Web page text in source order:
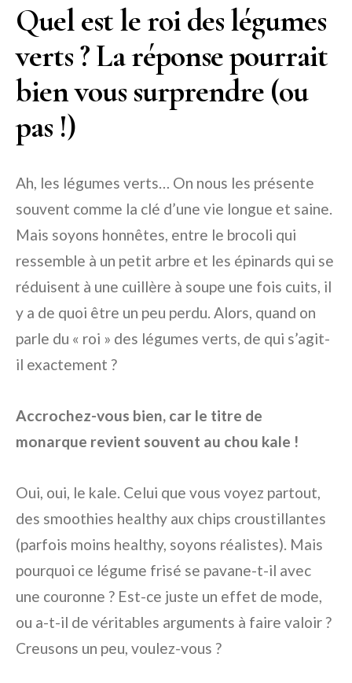
Quel est le roi des légumes
verts ? La réponse pourrait
bien vous surprendre (ou
pas !)
Ah, les légumes verts… On nous les présente
souvent comme la clé d’une vie longue et saine.
Mais soyons honnêtes, entre le brocoli qui
ressemble à un petit arbre et les épinards qui se
réduisent à une cuillère à soupe une fois cuits, il
y a de quoi être un peu perdu. Alors, quand on
parle du « roi » des légumes verts, de qui s’agit-
il exactement ?
Accrochez-vous bien, car le titre de
monarque revient souvent au chou kale !
Oui, oui, le kale. Celui que vous voyez partout,
des smoothies healthy aux chips croustillantes
(parfois moins healthy, soyons réalistes). Mais
pourquoi ce légume frisé se pavane-t-il avec
une couronne ? Est-ce juste un effet de mode,
ou a-t-il de véritables arguments à faire valoir ?
Creusons un peu, voulez-vous ?